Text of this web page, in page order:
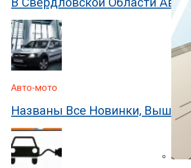
Авто-мото
Названы Все Новинки,